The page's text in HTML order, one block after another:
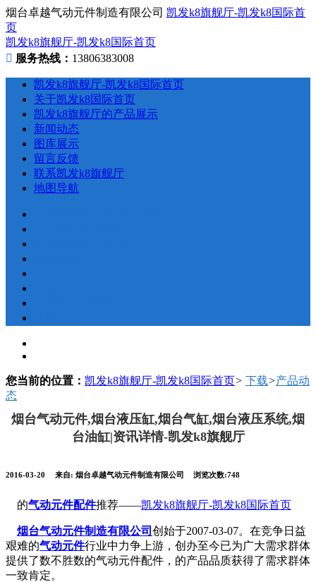
烟台卓越气动元件制造有限公司 凯发k8旗舰厅-凯发k8国际首
页
凯发k8旗舰厅-凯发k8国际首页
服务热线： 13806383008
凯发k8旗舰厅-凯发k8国际首页
关于凯发k8国际首页
凯发k8旗舰厅的产品展示
新闻动态
图库展示
留言反馈
联系凯发k8旗舰厅
地图导航
您当前的位置： 凯发k8旗舰厅-凯发k8国际首页> 下载>产品动
态
烟台气动元件,烟台液压缸,烟台气缸,烟台液压系统,烟
台油缸|资讯详情-凯发k8旗舰厅
2016-03-20 来自: 烟台卓越气动元件制造有限公司 浏览次数:748
的气动元件配件推荐——凯发k8旗舰厅-凯发k8国际首页
烟台气动元件制造有限公司 创始于2007-03-07。在竞争日益
艰难的气动元件行业中力争上游，创办至今已为广大需求群体
提供了数不胜数的气动元件配件，的产品品质获得了需求群体
一致肯定。